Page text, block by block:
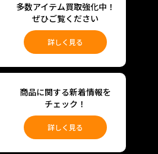
多数アイテム買取強化中！
ぜひご覧ください
詳しく見る
商品に関する新着情報を
チェック！
詳しく見る